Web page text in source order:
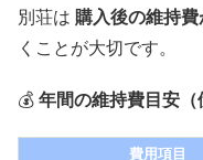
別荘は 購入後の維持費
くことが大切です。
💰 年間の維持費目安（
費用項目